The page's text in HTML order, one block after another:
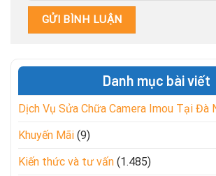
Danh mục bài viết
Dịch Vụ Sửa Chữa Camera Imou Tại Đà
Khuyến Mãi (9)
Kiến thức và tư vấn (1.485)